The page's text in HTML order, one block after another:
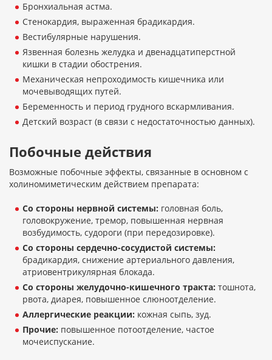
Бронхиальная астма.
Стенокардия, выраженная брадикардия.
Вестибулярные нарушения.
Язвенная болезнь желудка и двенадцатиперстной
кишки в стадии обострения.
Механическая непроходимость кишечника или
мочевыводящих путей.
Беременность и период грудного вскармливания.
Детский возраст (в связи с недостаточностью данных).
Побочные действия
Возможные побочные эффекты, связанные в основном с
холиномиметическим действием препарата:
Со стороны нервной системы: головная боль,
головокружение, тремор, повышенная нервная
возбудимость, судороги (при передозировке).
Со стороны сердечно-сосудистой системы:
брадикардия, снижение артериального давления,
атриовентрикулярная блокада.
Со стороны желудочно-кишечного тракта: тошнота,
рвота, диарея, повышенное слюноотделение.
Аллергические реакции: кожная сыпь, зуд.
Прочие: повышенное потоотделение, частое
мочеиспускание.